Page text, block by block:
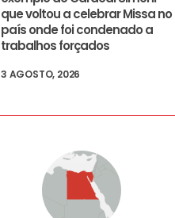
que voltou a celebrar Missa no
país onde foi condenado a
trabalhos forçados
3 AGOSTO, 2026